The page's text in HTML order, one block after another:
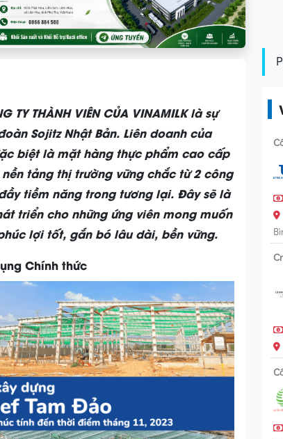
TY THÀNH VIÊN CỦA VINAMILK là sự
Sojitz Nhật Bản. Liên doanh của
biệt là mặt hàng thực phẩm cao cấp
tảng thị trường vững chắc từ 2 công
tiềm năng trong tương lại. Đây sẽ là
triển cho những ứng viên mong muốn
lợi tốt, gắn bó lâu dài, bền vững.
Chính thức